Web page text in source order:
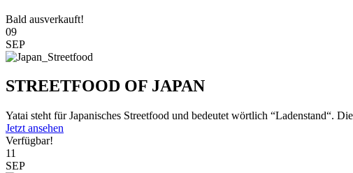
Bald ausverkauft!
09
SEP
STREETFOOD OF JAPAN
Yatai steht für Japanisches Streetfood und bedeutet wörtlich “Ladenstand“.
Jetzt ansehen
Verfügbar!
11
SEP